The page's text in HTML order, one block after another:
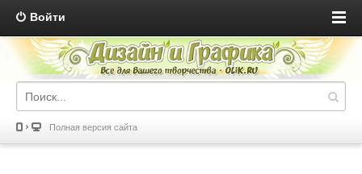
Войти
Полная версия сайта